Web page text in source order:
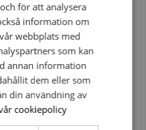
för att analysera
information om
webbplats med
som kan
annan information
dem eller som
din användning av
cookiepolicy